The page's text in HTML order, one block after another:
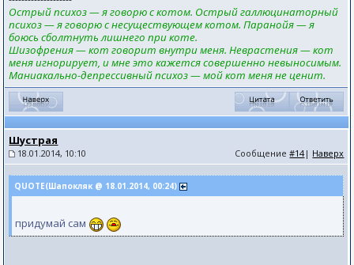
Острый психоз — я говорю с котом. Острый галлюцинаторный
психоз — я говорю с несуществующем котом. Паранойя — я
боюсь сболтнуть лишнего при коте.
Шизофрения — кот говорит внутри меня. Неврастения — кот
меня игнорирует, и мне это кажется совершенно невыносимым.
Маниакально-депрессивный психоз — мой кот меня не ценит.
Шустрая
18.01.2014, 10:10 Сообщение#14| Наверх
QUOTE(Шапокляк @ 18.01.2014, 00:24)
придумай сам